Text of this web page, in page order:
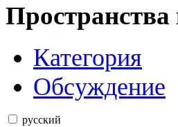
Пространства
Категория
Обсуждение
русский